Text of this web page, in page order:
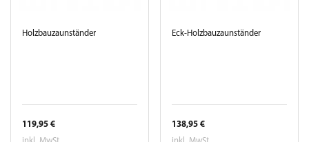
Holzbauzaunständer
119,95 €
Eck-Holzbauzaunständer
138,95 €